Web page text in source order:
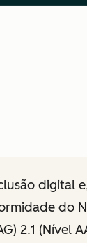
digital
do
2.1 (Nível